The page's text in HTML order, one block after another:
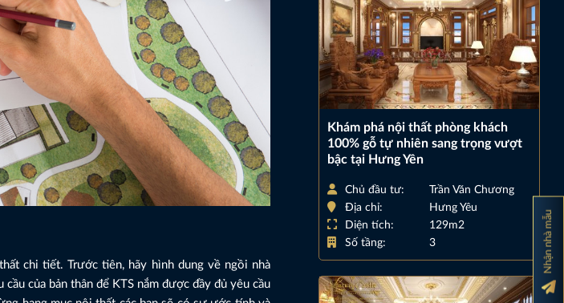
chi tiết. Trước tiên, hãy hình dung về ngồi nhà
của bản thân để KTS nắm được đầy đủ yêu cầu
Khám phá nội thất phòng khách
100% gỗ tự nhiên sang trọng vượt
bậc tại Hưng Yên
Chủ đầu tư:
Trần Văn Chương
Địa chỉ:
Hưng Yêu
Diện tích:
129m2
Số tầng:
3 Nhận nhà mẫu